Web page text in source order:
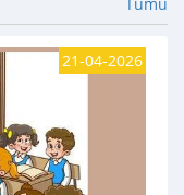
21-04-2026